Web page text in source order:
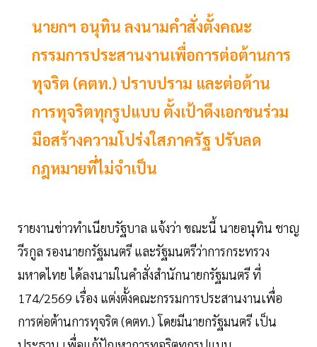
นายกฯ อนุทิน ลงนามคำสั่งตั้งคณะ
กรรมการประสานงานเพื่อการต่อต้านการ
ทุจริต (คตท.) ปราบปราม และต่อต้าน
การทุจริตทุกรูปแบบ ตั้งเป้าดึงเอกชนร่วม
มือสร้างความโปร่งใสภาครัฐ ปรับลด
กฎหมายที่ไม่จำเป็น
รายงานข่าวทำเนียบรัฐบาล แจ้งว่า ขณะนี้ นายอนุทิน ชาญ
วีรกูล รองนายกรัฐมนตรี และรัฐมนตรีว่าการกระทรวง
มหาดไทย ได้ลงนามในคำสั่งสำนักนายกรัฐมนตรี ที่
174/2569 เรื่อง แต่งตั้งคณะกรรมการประสานงานเพื่อ
การต่อต้านการทุจริต (คตท.) โดยมีนายกรัฐมนตรี เป็น